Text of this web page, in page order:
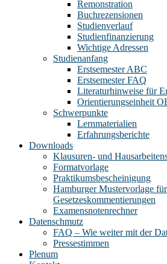
Remonstration
Buchrezensionen
Studienverlauf
Studienfinanzierung
Wichtige Adressen
Studienanfang
Erstsemester ABC
Erstsemester FAQ
Literaturhinweise für
Orientierungseinheit
Schwerpunkte
Lernmaterialien
Erfahrungsberichte
Downloads
Klausuren- und
Formatvorlage
Praktikumsbescheinigung
Hamburger Mustervorlage für
Gesetzeskommentierungen
Examensnotenrechner
Datenschmutz
FAQ – Wie weiter mit der
Pressestimmen
Plenum